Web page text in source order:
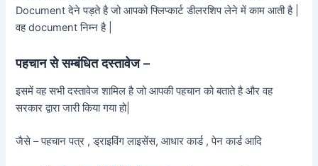
Document देने पड़ते है जो आपको फ्लिप्कार्ट डीलरशिप लेने में काम आती है |
वह document निम्न है |
पहचान से सम्बंधित दस्तावेज –
इसमें वह सभी दस्तावेज शामिल है जो आपकी पहचान को बताते है और वह
सरकार द्वारा जारी किया गया हो|
जैसे – पहचान पत्र , ड्राइविंग लाइसेंस, आधार कार्ड , पेन कार्ड आदि